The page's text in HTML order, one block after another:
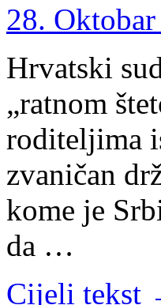
28.
Hrvatski
„ratnom
roditeljima
zvaničan
kome je
da …
Cijeli tekst